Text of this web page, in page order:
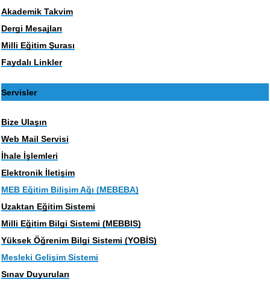
Akademik Takvim
Dergi Mesajları
Milli Eğitim Şurası
Faydalı Linkler
Servisler
Bize Ulaşın
Web Mail Servisi
İhale İşlemleri
Elektronik İletişim
MEB Eğitim Bilişim Ağı (MEBEBA)
Uzaktan Eğitim Sistemi
Milli Eğitim Bilgi Sistemi (MEBBIS)
Yüksek Öğrenim Bilgi Sistemi (YOBİS)
Mesleki Gelişim Sistemi
Sınav Duyuruları